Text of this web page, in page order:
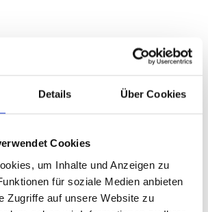
Details Über Cookies
Cookies
um Inhalte und Anzeigen zu
für soziale Medien anbieten
Zugriffe auf unsere Website zu
schützt Sie vor bösen
sorgt dafür, dass Ihr PKW-
ist. Nutzen Sie die
und lassen Sie Ihren Anhänger